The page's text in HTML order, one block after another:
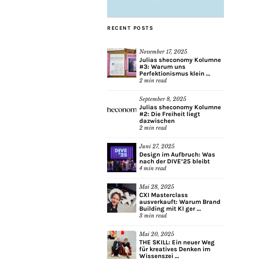
RECENT POSTS
November 17, 2025
Julias sheconomy Kolumne
#3: Warum uns
Perfektionismus klein ...
2 min read
September 8, 2025
Julias sheconomy Kolumne
#2: Die Freiheit liegt
dazwischen
2 min read
Juni 27, 2025
Design im Aufbruch: Was
nach der DIVE’25 bleibt
4 min read
Mai 28, 2025
CXI Masterclass
ausverkauft: Warum Brand
Building mit KI ger ...
3 min read
Mai 20, 2025
THE SKILL: Ein neuer Weg
für kreatives Denken im
Wissenszei ...